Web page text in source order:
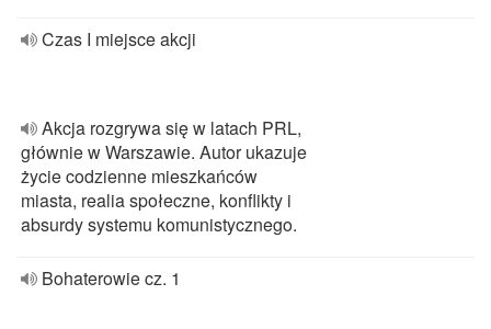
Czas I miejsce akcji
Akcja rozgrywa się w latach PRL,
głównie w Warszawie. Autor ukazuje
życie codzienne mieszkańców
miasta, realia społeczne, konflikty i
absurdy systemu komunistycznego.
Bohaterowie cz. 1